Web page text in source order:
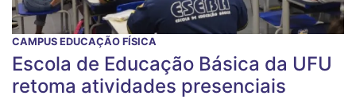
CAMPUS EDUCAÇÃO FÍSICA
Escola de Educação Básica da UFU
retoma atividades presenciais